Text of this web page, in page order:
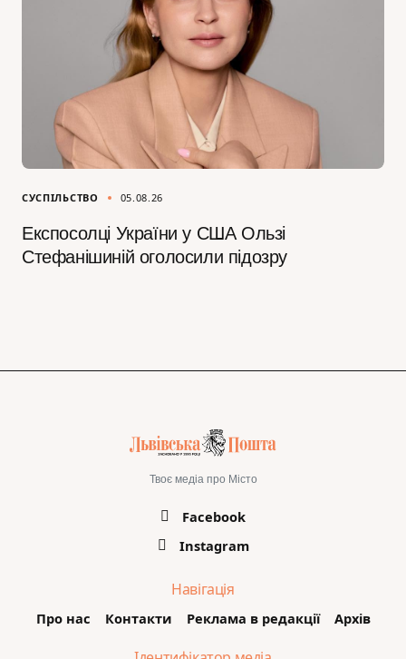
СУСПІЛЬСТВО 05.08.26
Експосолці України у США Ользі
Стефанішиній оголосили підозру
Твоє медіа про Місто
Facebook
Instagram
Навігація
Про нас Контакти Реклама в редакції Архів